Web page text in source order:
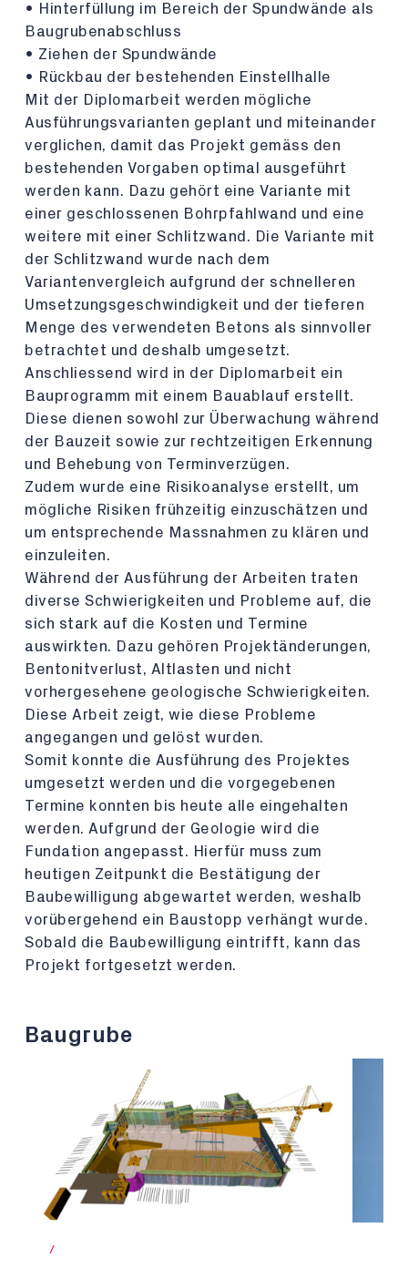
• Hinterfüllung im Bereich der Spundwände als
Baugrubenabschluss
• Ziehen der Spundwände
• Rückbau der bestehenden Einstellhalle
Mit der Diplomarbeit werden mögliche
Ausführungsvarianten geplant und miteinander
verglichen, damit das Projekt gemäss den
bestehenden Vorgaben optimal ausgeführt
werden kann. Dazu gehört eine Variante mit
einer geschlossenen Bohrpfahlwand und eine
weitere mit einer Schlitzwand. Die Variante mit
der Schlitzwand wurde nach dem
Variantenvergleich aufgrund der schnelleren
Umsetzungsgeschwindigkeit und der tieferen
Menge des verwendeten Betons als sinnvoller
betrachtet und deshalb umgesetzt.
Anschliessend wird in der Diplomarbeit ein
Bauprogramm mit einem Bauablauf erstellt.
Diese dienen sowohl zur Überwachung während
der Bauzeit sowie zur rechtzeitigen Erkennung
und Behebung von Terminverzügen.
Zudem wurde eine Risikoanalyse erstellt, um
mögliche Risiken frühzeitig einzuschätzen und
um entsprechende Massnahmen zu klären und
einzuleiten.
Während der Ausführung der Arbeiten traten
diverse Schwierigkeiten und Probleme auf, die
sich stark auf die Kosten und Termine
auswirkten. Dazu gehören Projektänderungen,
Bentonitverlust, Altlasten und nicht
vorhergesehene geologische Schwierigkeiten.
Diese Arbeit zeigt, wie diese Probleme
angegangen und gelöst wurden.
Somit konnte die Ausführung des Projektes
umgesetzt werden und die vorgegebenen
Termine konnten bis heute alle eingehalten
werden. Aufgrund der Geologie wird die
Fundation angepasst. Hierfür muss zum
heutigen Zeitpunkt die Bestätigung der
Baubewilligung abgewartet werden, weshalb
vorübergehend ein Baustopp verhängt wurde.
Sobald die Baubewilligung eintrifft, kann das
Projekt fortgesetzt werden.
Baugrube
/